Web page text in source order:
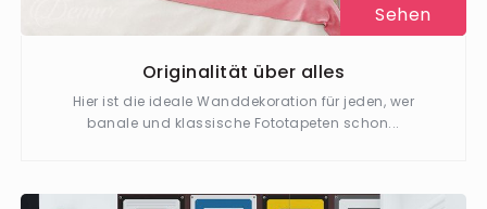
Sehen
Originalität über alles
Hier ist die ideale Wanddekoration für jeden, wer
banale und klassische Fototapeten schon...